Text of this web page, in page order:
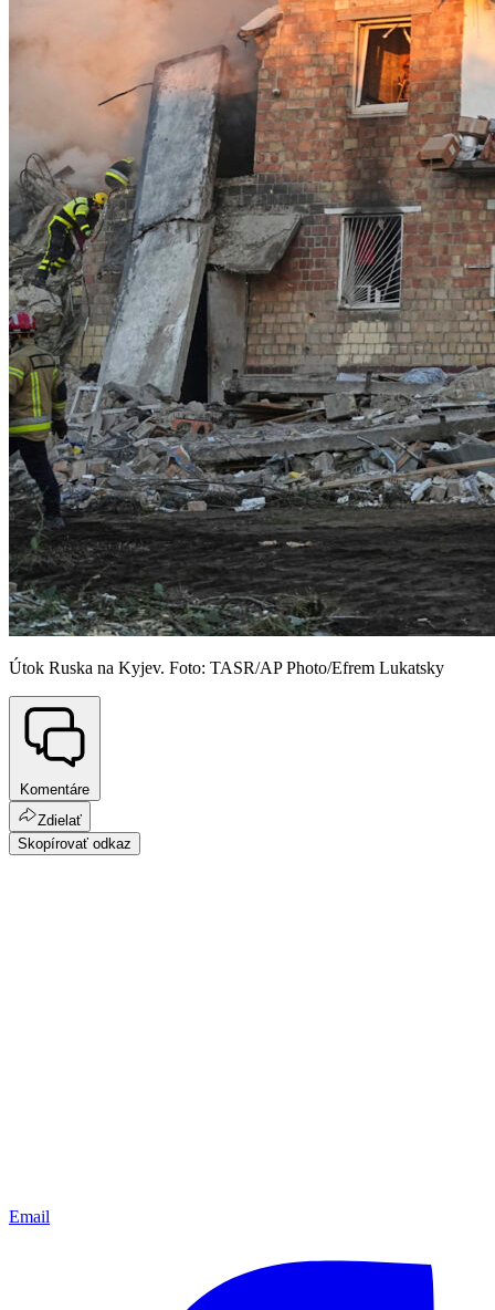
Útok Ruska na Kyjev. Foto: TASR/AP Photo/Efrem Lukatsky
Komentáre
Zdielať
Skopírovať odkaz
Email